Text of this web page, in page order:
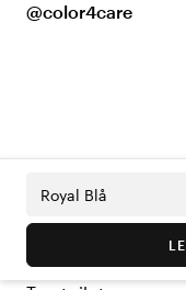
@color4care
Royal Blå